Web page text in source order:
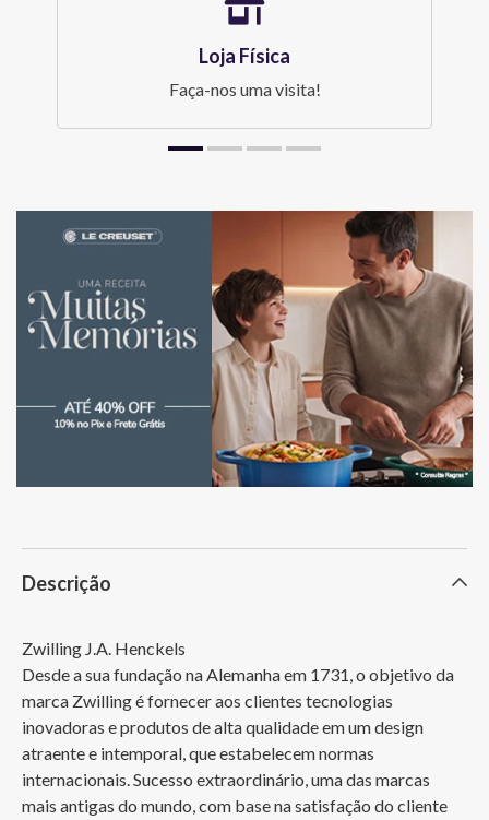
Loja Física
Faça-nos uma visita!
Descrição
Zwilling J.A. Henckels
Desde a sua fundação na Alemanha em 1731, o objetivo da
marca Zwilling é fornecer aos clientes tecnologias
inovadoras e produtos de alta qualidade em um design
atraente e intemporal, que estabelecem normas
internacionais. Sucesso extraordinário, uma das marcas
mais antigas do mundo, com base na satisfação do cliente